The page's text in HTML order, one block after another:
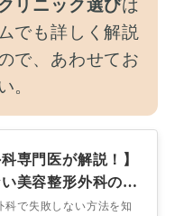
リニック選びは
でも詳しく解説
で、あわせてお
。
科専門医が解説！】
美容整形外科の選
正しいクリニックの
科で失敗しない方法を知